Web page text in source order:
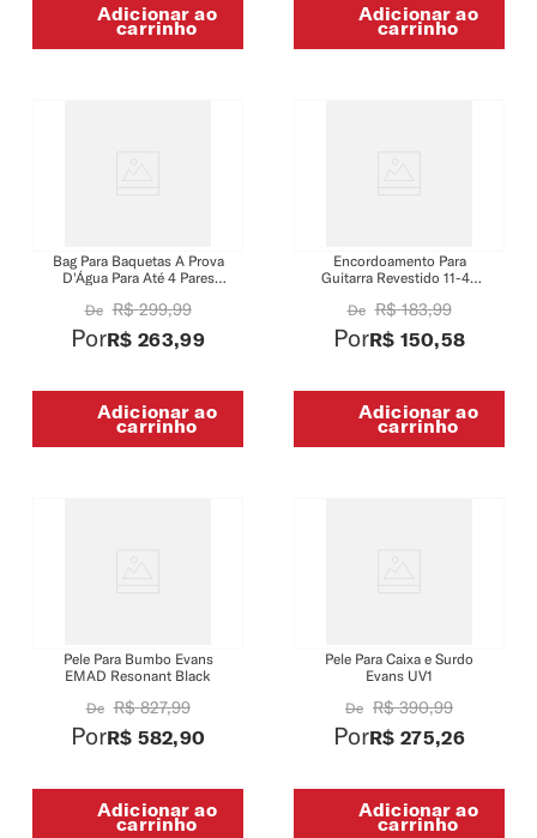
Adicionar ao
carrinho
Adicionar ao
carrinho
Bag Para Baquetas A Prova
D'Água Para Até 4 Pares
SESB
De R$ 299,99
PorR$ 263,99
Adicionar ao
carrinho
Encordoamento Para
Guitarra Revestido 11-49
Nickel XSE1149
De R$ 183,99
PorR$ 150,58
Adicionar ao
carrinho
Pele Para Bumbo Evans
EMAD Resonant Black
De R$ 827,99
PorR$ 582,90
Adicionar ao
carrinho
Pele Para Caixa e Surdo
Evans UV1
De R$ 390,99
PorR$ 275,26
Adicionar ao
carrinho